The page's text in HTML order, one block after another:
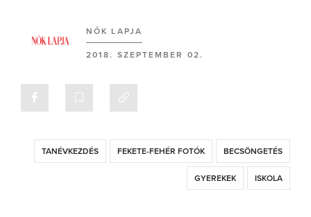
NŐK LAPJA
2018. SZEPTEMBER 02.
TANÉVKEZDÉS FEKETE-FEHÉR FOTÓK BECSÖNGETÉS
GYEREKEK ISKOLA